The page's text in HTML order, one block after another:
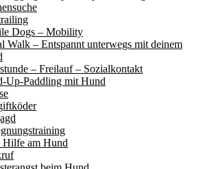
Dogs – Mobility
Walk – Entspannt unterwegs mit deinem
– Freilauf – Sozialkontakt
Up-Paddling mit Hund
Hilfe am Hund